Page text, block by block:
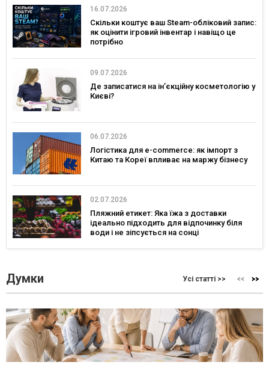
16.07.2026
Скільки коштує ваш Steam-обліковий запис:
як оцінити ігровий інвентар і навіщо це
потрібно
09.07.2026
Де записатися на ін’єкційну косметологію у
Києві?
06.07.2026
Логістика для e-commerce: як імпорт з
Китаю та Кореї впливає на маржу бізнесу
02.07.2026
Пляжний етикет: Яка їжа з доставки
ідеально підходить для відпочинку біля
води і не зіпсується на сонці
Думки Усі статті >>